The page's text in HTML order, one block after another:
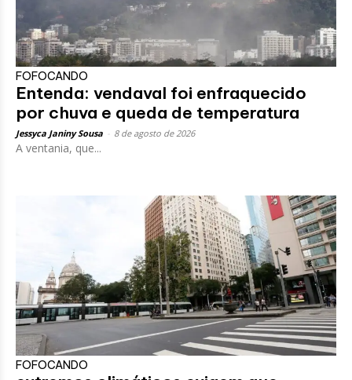
FOFOCANDO
Entenda: vendaval foi enfraquecido
por chuva e queda de temperatura
Jessyca Janiny Sousa 8 de agosto de 2026
A ventania, que...
FOFOCANDO